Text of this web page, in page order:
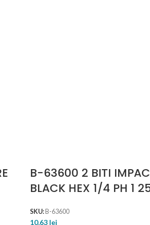
B-63600 2 BITI
BLACK HEX 1/4 PH 1
SKU: B-63600
10,63 lei